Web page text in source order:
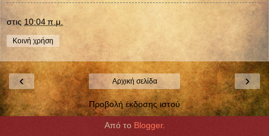
στις 10:04 π.μ.
Κοινή χρήση
‹ ›
Αρχική σελίδα
Προβολή έκδοσης ιστού
Από το Blogger.